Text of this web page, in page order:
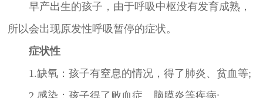
早产出生的孩子，由于呼吸中枢没有发育成熟，
所以会出现原发性呼吸暂停的症状。
症状性
1.缺氧：孩子有窒息的情况，得了肺炎、贫血等;